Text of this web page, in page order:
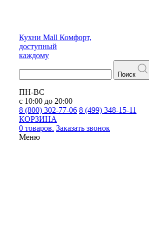
Кухни Mall Комфорт,
доступный
каждому
Поиск
ПН-ВС
с 10:00 до 20:00
8 (800) 302-77-06 8 (499) 348-15-11
КОРЗИНА
0 товаров. Заказать звонок
Меню